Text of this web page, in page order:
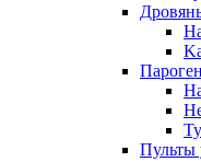
Пульты